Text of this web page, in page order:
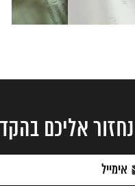
אליכם